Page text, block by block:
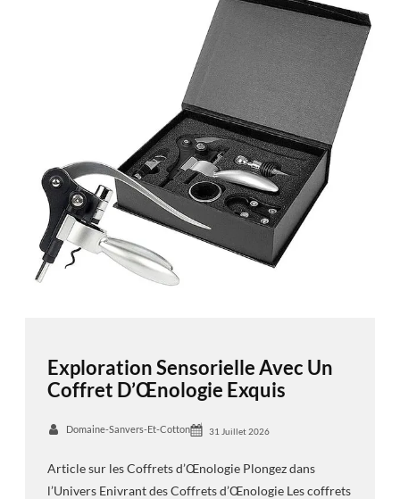
Exploration Sensorielle Avec Un
Coffret D’Œnologie Exquis
Domaine-Sanvers-Et-Cotton 31 Juillet 2026
Article sur les Coffrets d’Œnologie Plongez dans
l’Univers Enivrant des Coffrets d’Œnologie Les coffrets